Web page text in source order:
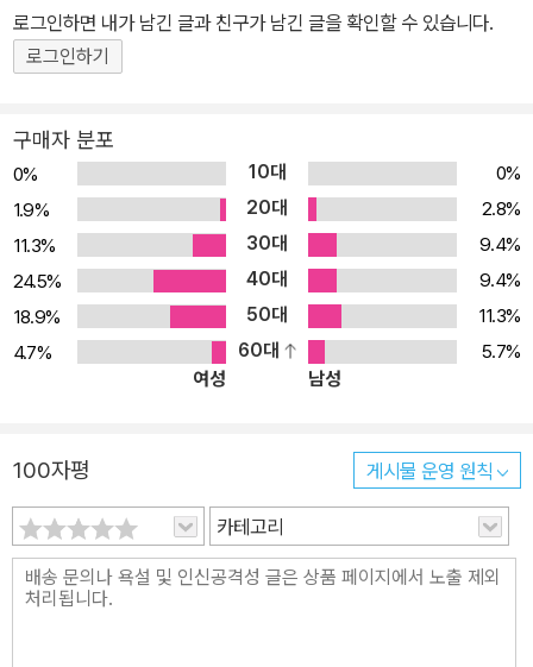
있는 QR 코드를 삽입하여 명소의 정확한 위치를 찾거나 예약 및 스
케줄 확인이 필요할 때 QR 코드만 찍으면 바로 해당 링크에 접속할
수 있어 효율을 더했다. 한국인이 사랑한 주요 여섯 지역을 다뤄 한 권
자! Mission in Vietnam 튀르키예에서 꼭 해봐야 할 모든 것 이스탄
불, 카파도키아, 안탈리아, 히에라폴리스 등 한국 여행자들에게도 친
숙한 튀르키예를 총망라하는 『튀르키예 셀프트래블』이 새롭게 출간
되었다. 『튀르키예 셀프트래블』은 튀르키예 전문 여행작가의 꼼꼼한
취재로 그간 어디서도 볼 수 없던 최신 정보들로 중무장했다. 아시아
와 유럽 대륙에 걸쳐 있는 튀르키예는 동서양의 풍광을 동시에 경험
할 수 있는 매력적인 여행지일 뿐만 아니라, 한국에서도 크게 유행한
디저트인 카이막, 터키쉬 딜라이트 등 다양한 먹거리들도 맛볼 수 있
지 등을 관람할 수 있는 것은 물론 전 세계 여행자들에게 인기 있는 카
파도키아의 ‘벌룬 투어’를 포함해 오로지 튀르키예에서만 만날 수 있
는 여행 트렌드까지 모두 담았다. 미션 페이지에서는 이런 여러 가지
매력을 지닌 튀르키예에서 놓쳐선 안 될 것들을 알려준다. 관광 명소
와 투어, 한국인 입맛을 저격한 튀르키예 맛집과 꼭 사와야 할 기념품
리스트, 쇼핑 스폿까지 알차게 눌러 담았다. 튀르키예 여행을 계획하
로그인하면 내가 남긴 글과 친구가 남긴 글을 확인할 수 있습니다.
로그인하기
구매자 분포
0% 10대
0%
1.9%
20대
2.8%
11.3%
30대
9.4%
24.5%
40대
9.4%
18.9%
50대
11.3%
4.7%
60대
5.7%
여성
남성
100자평 게시물 운영 원칙
카테고리